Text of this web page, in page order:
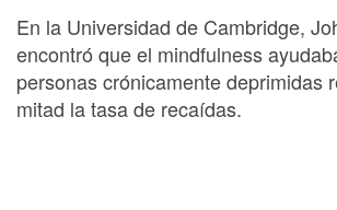
En la Universidad de Cambridge,
encontró que el mindfulness
personas crónicamente deprimidas
mitad la tasa de recaídas.